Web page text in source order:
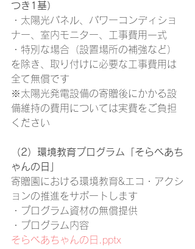
つき1基）
・太陽光パネル、パワーコンディショ
ナー、室内モニター、工事費用一式
・特別な場合（設置場所の補強など）
を除き、取り付けに必要な工事費用は
全て無償です
※太陽光発電設備の寄贈後にかかる設
備維持の費用については実費をご負担
ください
（2）環境教育プログラム「そらべあち
ゃんの日」
寄贈園における環境教育&エコ・アクシ
ョンの推進をサポートします
・プログラム資材の無償提供
・プログラム内容
そらべあちゃんの日.pptx